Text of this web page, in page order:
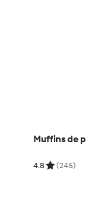
Muffins de
4.8 (245)